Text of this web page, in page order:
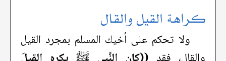
كراهة القيل والقال
ولا تحكم على أخيك المسلم بمجرد القيل